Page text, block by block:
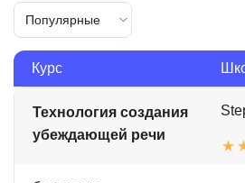
Популярные
Курс
Технология создания
убеждающей речи